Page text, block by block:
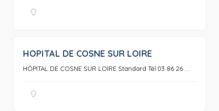
HOPITAL DE COSNE SUR LOIRE
HÔPITAL DE COSNE SUR LOIRE Standard Tél:03 86 26 ...